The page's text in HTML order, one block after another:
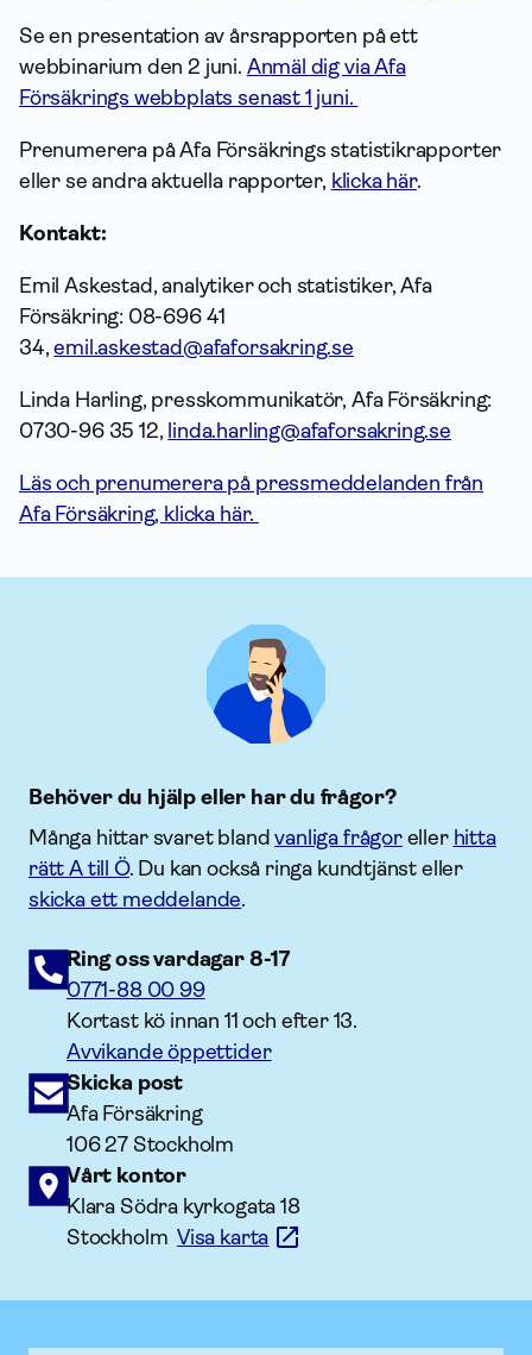
Se en presentation av årsrapporten på ett
webbinarium den 2 juni. Anmäl dig via Afa
Försäkrings webbplats senast 1 juni.
Prenumerera på Afa Försäkrings statistikrapporter
eller se andra aktuella rapporter, klicka här.
Kontakt:
Emil Askestad, analytiker och statistiker, Afa
Försäkring: 08-696 41
34,emil.askestad@afaforsakring.se
Linda Harling, presskommunikatör, Afa Försäkring:
0730-96 35 12, linda.harling@afaforsakring.se
Läs och prenumerera på pressmeddelanden från
Afa Försäkring, klicka här.
Behöver du hjälp eller har du frågor?
Många hittar svaret blandvanliga frågoreller hitta
rätt A till Ö. Du kan också ringa kundtjänst eller
skicka ett meddelande.
Ring oss vardagar 8-17
0771-88 00 99
Kortast kö innan 11 och efter 13.
Avvikande öppettider
Skicka post
Afa Försäkring
106 27 Stockholm
Vårt kontor
Klara Södra kyrkogata 18
StockholmVisa karta